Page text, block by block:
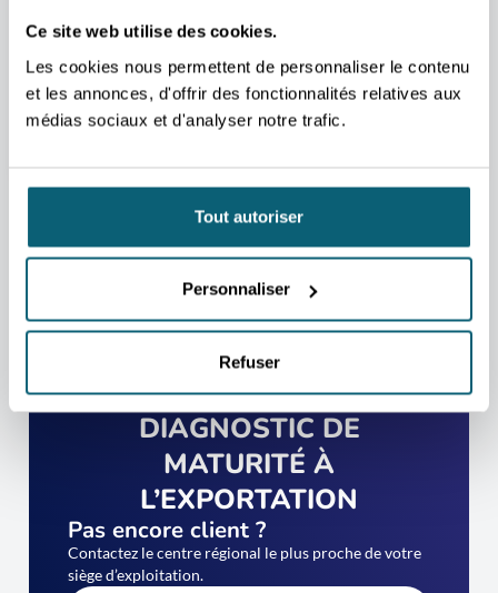
Ce site web utilise des cookies.
Les cookies nous permettent de personnaliser le contenu
et les annonces, d'offrir des fonctionnalités relatives aux
médias sociaux et d'analyser notre trafic.
Tout autoriser
Personnaliser
Refuser
Nous nous occupons de vous rediriger vers la
personne qui vous aidera au mieux.
PRENDRE CONTACT
PASSEZ VOTRE
DIAGNOSTIC DE
MATURITÉ À
L’EXPORTATION
Pas encore client ?
Contactez le centre régional le plus proche de votre
siège d’exploitation.